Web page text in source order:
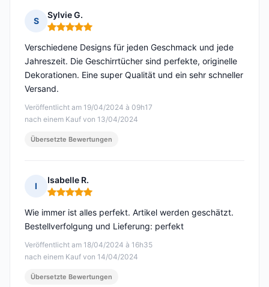
S
Sylvie G.
Hinweis: 5 von 5
Veröffentlicht am 19/04/2024 à 09h17
nach einem Kauf von 13/04/2024
Verschiedene Designs für jeden Geschmack und jede
Jahreszeit. Die Geschirrtücher sind perfekte, originelle
Dekorationen. Eine super Qualität und ein sehr schneller
Versand.
Übersetzte Bewertungen
I
Isabelle R.
Hinweis: 5 von 5
Veröffentlicht am 18/04/2024 à 16h35
nach einem Kauf von 14/04/2024
Wie immer ist alles perfekt. Artikel werden geschätzt.
Bestellverfolgung und Lieferung: perfekt
Übersetzte Bewertungen